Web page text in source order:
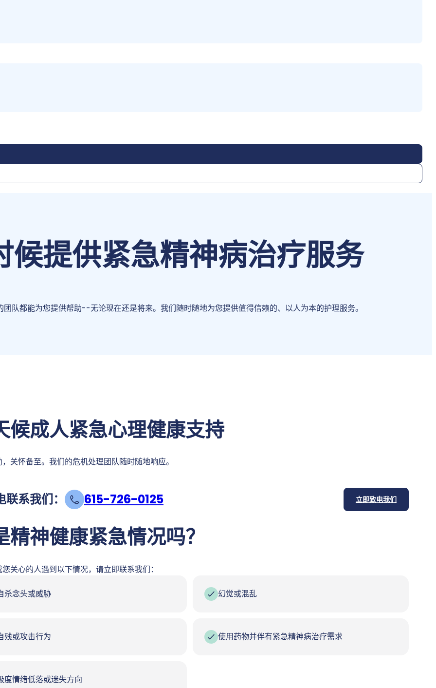
候提供紧急精神病治疗服务
队都能为您提供帮助--无论现在还是将来。我们随时随地为您提供值得信赖的、以人为本的护理服务。
候成人紧急心理健康支持
关怀备至。我们的危机处理团队随时随地响应。
联系我们： 615-726-0125 立即致电我们
精神健康紧急情况吗？
关心的人遇到以下情况，请立即联系我们：
杀念头或威胁 幻觉或混乱
残或攻击行为 使用药物并伴有紧急精神病治疗需求
度情绪低落或迷失方向